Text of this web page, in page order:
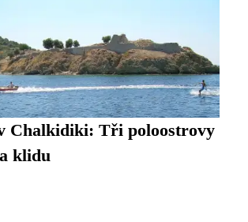
Chalkidiki: Tři poloostrovy
klidu